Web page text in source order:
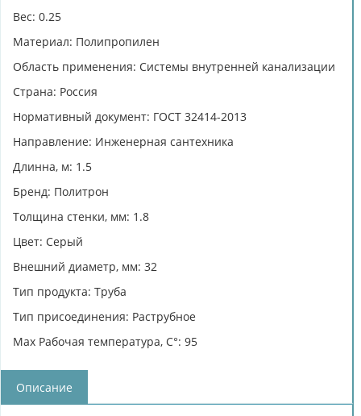
Вес: 0.25
Материал: Полипропилен
Область применения: Системы внутренней канализации
Страна: Россия
Нормативный документ: ГОСТ 32414-2013
Направление: Инженерная сантехника
Длинна, м: 1.5
Бренд: Политрон
Толщина стенки, мм: 1.8
Цвет: Серый
Внешний диаметр, мм: 32
Тип продукта: Труба
Тип присоединения: Раструбное
Max Рабочая температура, C°: 95
Описание